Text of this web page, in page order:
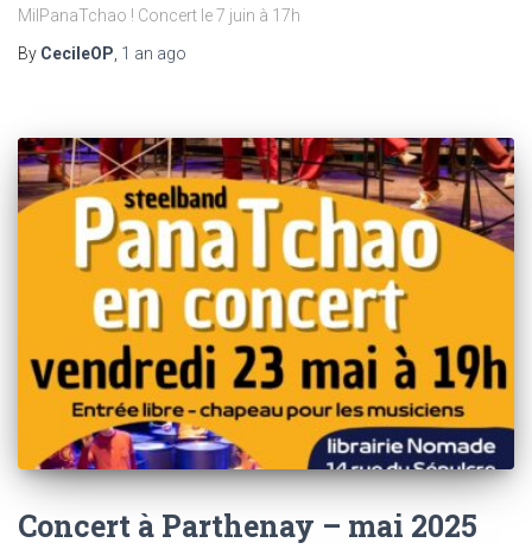
MilPanaTchao ! Concert le 7 juin à 17h
By CecileOP 1 an ago
Concert à Parthenay – mai 2025